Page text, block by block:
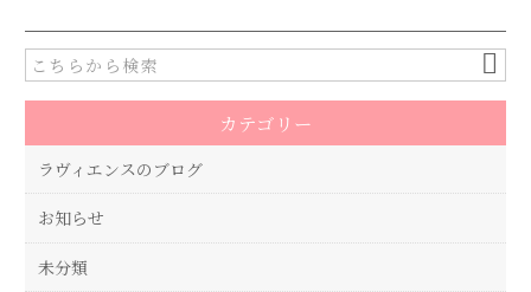
e
b
o
o
k
te
r
カテゴリー
ラヴィエンスのブログ
お知らせ
未分類